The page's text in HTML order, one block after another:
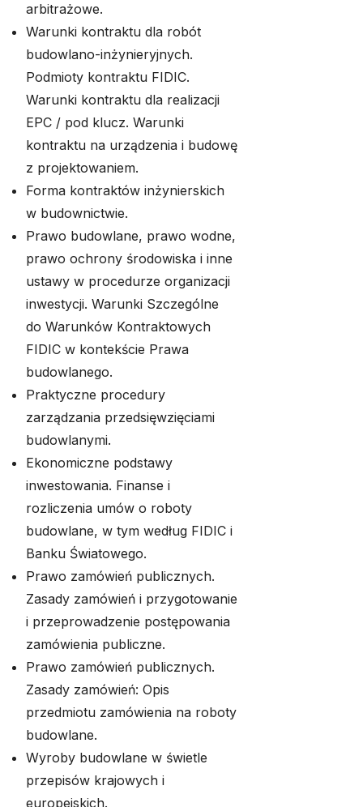
arbitrażowe.
Warunki kontraktu dla robót
budowlano-inżynieryjnych.
Podmioty kontraktu FIDIC.
Warunki kontraktu dla realizacji
EPC / pod klucz. Warunki
kontraktu na urządzenia i budowę
z projektowaniem.
Forma kontraktów inżynierskich
w budownictwie.
Prawo budowlane, prawo wodne,
prawo ochrony środowiska i inne
ustawy w procedurze organizacji
inwestycji. Warunki Szczególne
do Warunków Kontraktowych
FIDIC w kontekście Prawa
budowlanego.
Praktyczne procedury
zarządzania przedsięwzięciami
budowlanymi.
Ekonomiczne podstawy
inwestowania. Finanse i
rozliczenia umów o roboty
budowlane, w tym według FIDIC i
Banku Światowego.
Prawo zamówień publicznych.
Zasady zamówień i przygotowanie
i przeprowadzenie postępowania
zamówienia publiczne.
Prawo zamówień publicznych.
Zasady zamówień: Opis
przedmiotu zamówienia na roboty
budowlane.
Wyroby budowlane w świetle
przepisów krajowych i
europejskich.